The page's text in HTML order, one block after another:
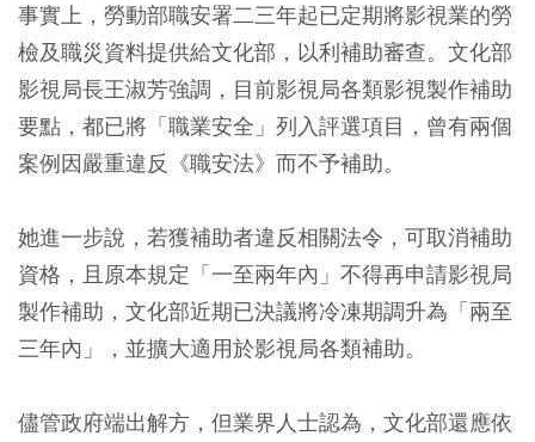
事實上，勞動部職安署二三年起已定期將影視業的勞
檢及職災資料提供給文化部，以利補助審查。文化部
影視局長王淑芳強調，目前影視局各類影視製作補助
要點，都已將「職業安全」列入評選項目，曾有兩個
案例因嚴重違反《職安法》而不予補助。
她進一步說，若獲補助者違反相關法令，可取消補助
資格，且原本規定「一至兩年內」不得再申請影視局
製作補助，文化部近期已決議將冷凍期調升為「兩至
三年內」，並擴大適用於影視局各類補助。
儘管政府端出解方，但業界人士認為，文化部還應依